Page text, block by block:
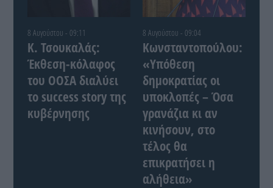
8 Αυγούστου - 09:11
Κ. Τσουκαλάς:
Έκθεση-κόλαφος
του ΟΟΣΑ διαλύει
το success story της
κυβέρνησης
8 Αυγούστου - 09:04
Κωνσταντοπούλου:
«Υπόθεση
δημοκρατίας οι
υποκλοπές – Όσα
γρανάζια κι αν
κινήσουν, στο
τέλος θα
επικρατήσει η
αλήθεια»